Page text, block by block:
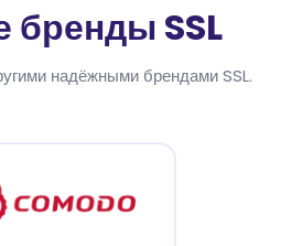
бренды SSL
надёжными брендами SSL.